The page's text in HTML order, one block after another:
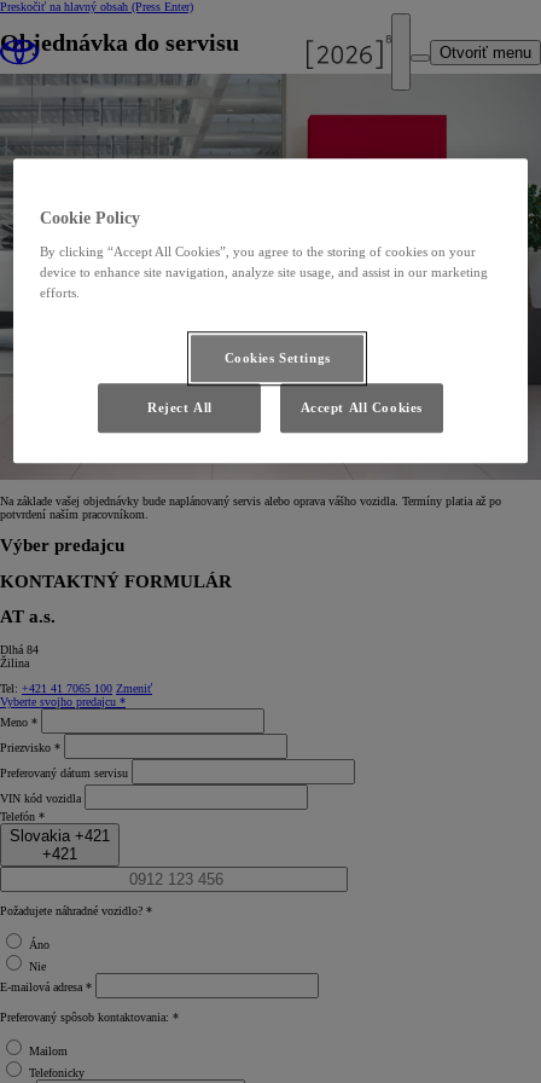
Preskočiť na hlavný obsah (Press Enter)
Otvoriť menu
Objednávka do servisu
Na základe vašej objednávky bude naplánovaný servis alebo oprava vášho vozidla. Termíny platia až po
potvrdení naším pracovníkom.
Výber predajcu
KONTAKTNÝ FORMULÁR
AT a.s.
Dlhá 84
Žilina
Tel: +421 41 7065 100 Zmeniť
Vyberte svojho predajcu *
Meno *
Priezvisko *
Preferovaný dátum servisu
VIN kód vozidla
Telefón *
Slovakia +421
+421
Požadujete náhradné vozidlo? *
Áno
Nie
E‑mailová adresa *
Preferovaný spôsob kontaktovania: *
Mailom
Telefonicky
Cookie Policy
By clicking “Accept All Cookies”, you agree to the storing of cookies on your
device to enhance site navigation, analyze site usage, and assist in our marketing
efforts.
Cookies Settings
Reject All Accept All Cookies